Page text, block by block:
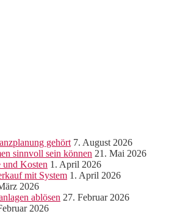
gehört 7. August 2026
sinnvoll sein können 21. Mai 2026
und Kosten 1. April 2026
mit System 1. April 2026
2026
ablösen 27. Februar 2026
2026